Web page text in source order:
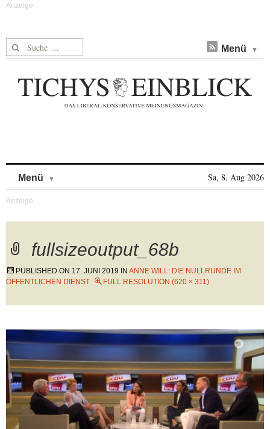
Suche nach: Menü
Menü Sa, 8. Aug 2026
fullsizeoutput_68b
PUBLISHED ON 17. JUNI 2019 IN ANNE WILL: DIE NULLRUNDE IM
ÖFFENTLICHEN DIENST
FULL RESOLUTION (620 × 311)